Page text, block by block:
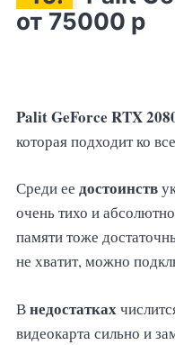
от 75000 р
Palit GeForce RTX
которая подходит ко
Среди ее достоинств
очень тихо и
памяти тоже
не хватит, можно
Внедостатках
видеокарта сильно и